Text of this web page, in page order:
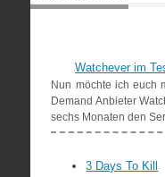
Watchever im
Nun möchte ich euch
Demand Anbieter
sechs Monaten den
3 Days To Kill